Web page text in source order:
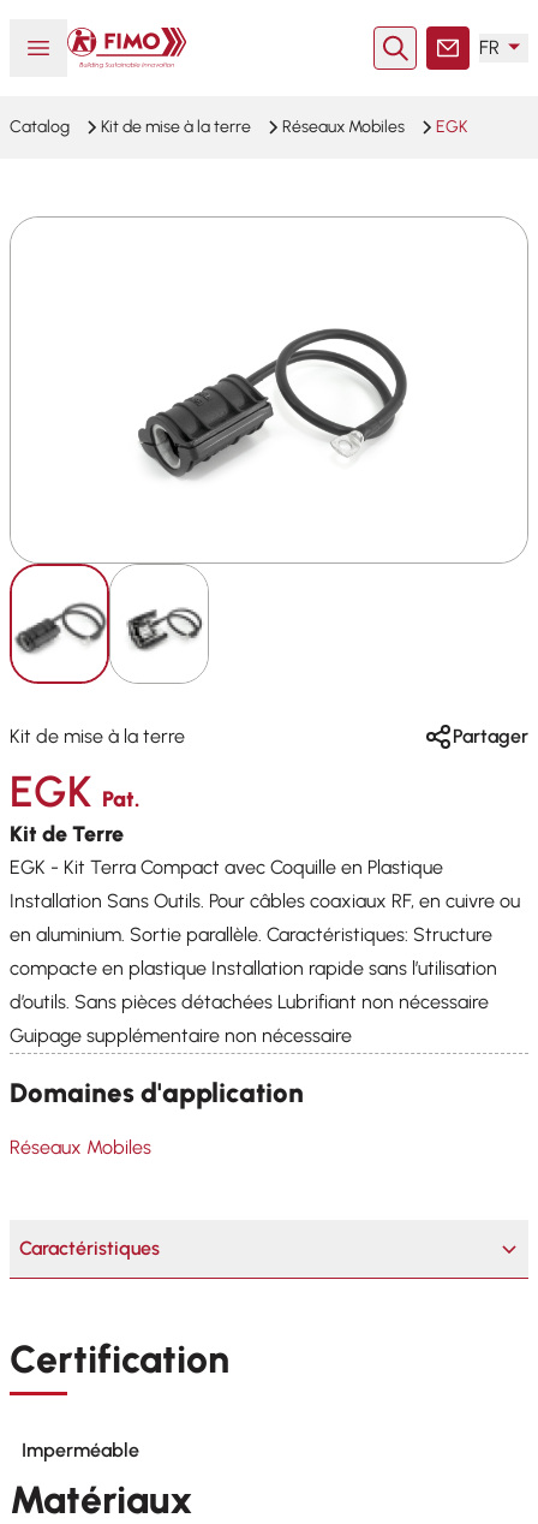
Ouvrir ou fermer le menu
Retour à l'accueil
Rechercher
Contact
FR
Catalog Kit de mise à la terre Réseaux Mobiles EGK
Kit de mise à la terre Partager
EGK Pat.
Kit de Terre
EGK - Kit Terra Compact avec Coquille en Plastique
Installation Sans Outils. Pour câbles coaxiaux RF, en cuivre ou
en aluminium. Sortie parallèle. Caractéristiques: Structure
compacte en plastique Installation rapide sans l’utilisation
d’outils. Sans pièces détachées Lubrifiant non nécessaire
Guipage supplémentaire non nécessaire
Domaines d'application
Réseaux Mobiles
Caractéristiques
Certification
Imperméable
Matériaux